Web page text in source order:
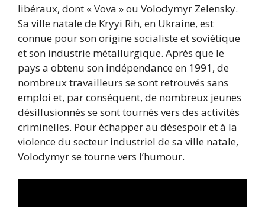
libéraux, dont « Vova » ou Volodymyr Zelensky.
Sa ville natale de Kryyi Rih, en Ukraine, est
connue pour son origine socialiste et soviétique
et son industrie métallurgique. Après que le
pays a obtenu son indépendance en 1991, de
nombreux travailleurs se sont retrouvés sans
emploi et, par conséquent, de nombreux jeunes
désillusionnés se sont tournés vers des activités
criminelles. Pour échapper au désespoir et à la
violence du secteur industriel de sa ville natale,
Volodymyr se tourne vers l’humour.